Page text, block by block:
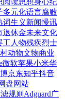
阅读思想身心纪
多元化语言腐败
词生义 新闻慢讯
退休金未来文化
工 人物残疾烈士
动物文物商业
微软苹果小米华
京东知乎抖音
盘网站
规则 Adguard广